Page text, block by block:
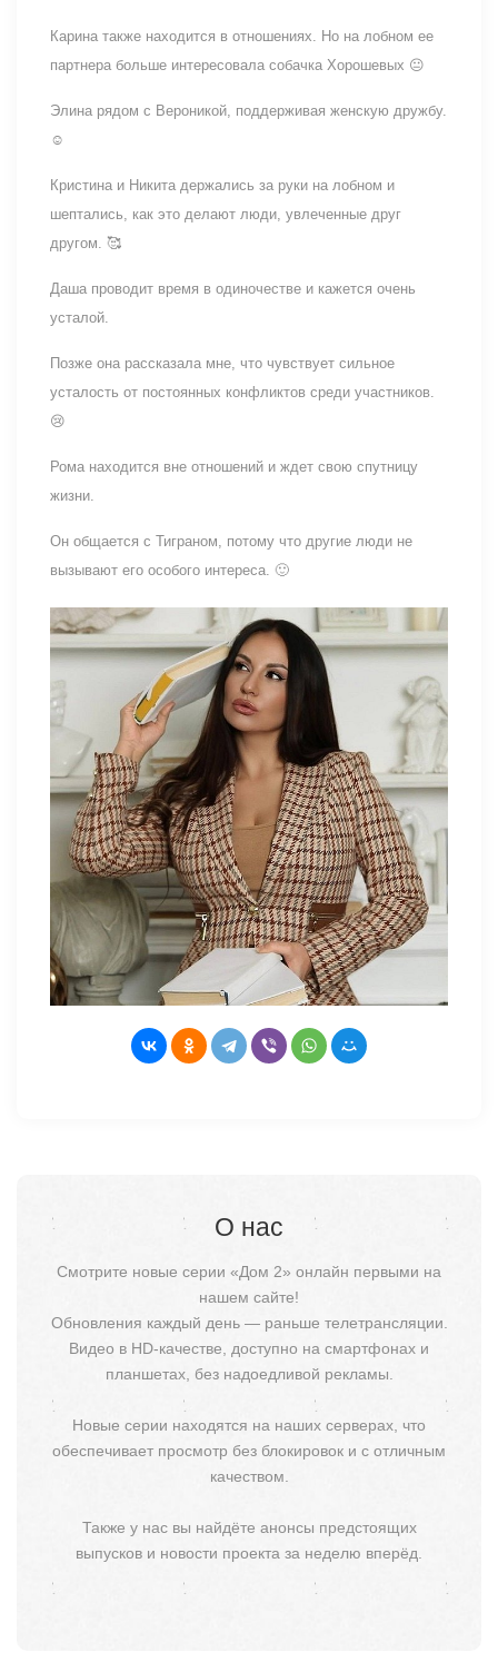
Карина также находится в отношениях. Но на лобном ее
партнера больше интересовала собачка Хорошевых 😐
Элина рядом с Вероникой, поддерживая женскую дружбу.
☺️
Кристина и Никита держались за руки на лобном и
шептались, как это делают люди, увлеченные друг
другом. 🥰
Даша проводит время в одиночестве и кажется очень
усталой.
Позже она рассказала мне, что чувствует сильное
усталость от постоянных конфликтов среди участников.
😢
Рома находится вне отношений и ждет свою спутницу
жизни.
Он общается с Тиграном, потому что другие люди не
вызывают его особого интереса. 🙂
О нас
Смотрите новые серии «Дом 2» онлайн первыми на
нашем сайте!
Обновления каждый день — раньше телетрансляции.
Видео в HD-качестве, доступно на смартфонах и
планшетах, без надоедливой рекламы.
Новые серии находятся на наших серверах, что
обеспечивает просмотр без блокировок и с отличным
качеством.
Также у нас вы найдёте анонсы предстоящих
выпусков и новости проекта за неделю вперёд.